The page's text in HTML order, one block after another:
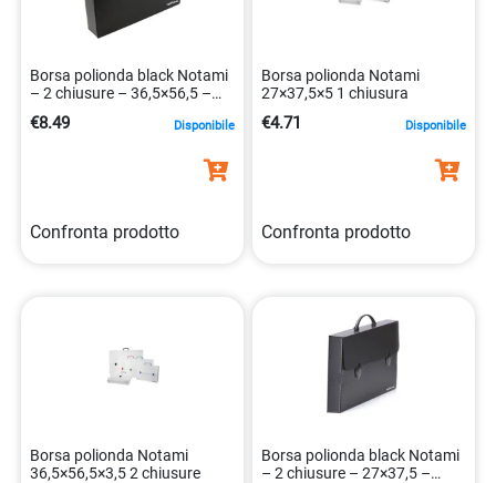
Borsa polionda black Notami
– 2 chiusure – 36,5×56,5 –
€8.49 Disponibile
Confronta prodotto
Borsa polionda Notami
27×37,5×5 1 chiusura
€4.71 Disponibile
Confronta prodotto
Borsa polionda Notami
36,5×56,5×3,5 2 chiusure
Borsa polionda black Notami
– 2 chiusure – 27×37,5 –